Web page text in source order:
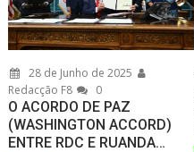
28 de Junho de 2025
Redacção F8
0
O ACORDO DE PAZ
(WASHINGTON ACCORD)
ENTRE RDC E RUANDA…